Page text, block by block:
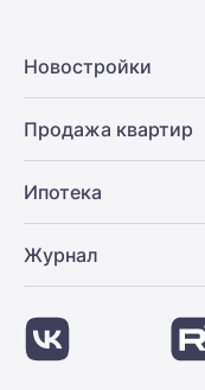
Новостройки
Продажа квартир
Ипотека
Журнал